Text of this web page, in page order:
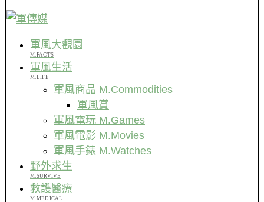
軍風大觀園
M.FACTS
軍風生活
M.LIFE
軍風商品 M.Commodities
軍風賞
軍風電玩 M.Games
軍風電影 M.Movies
軍風手錶 M.Watches
野外求生
M.SURVIVE
救護醫療
M.MEDICAL